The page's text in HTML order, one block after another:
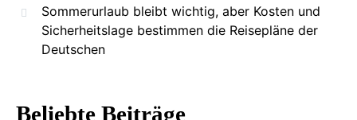
Sommerurlaub bleibt wichtig, aber Kosten und
Sicherheitslage bestimmen die Reisepläne der
Deutschen
Beliebte Beiträge